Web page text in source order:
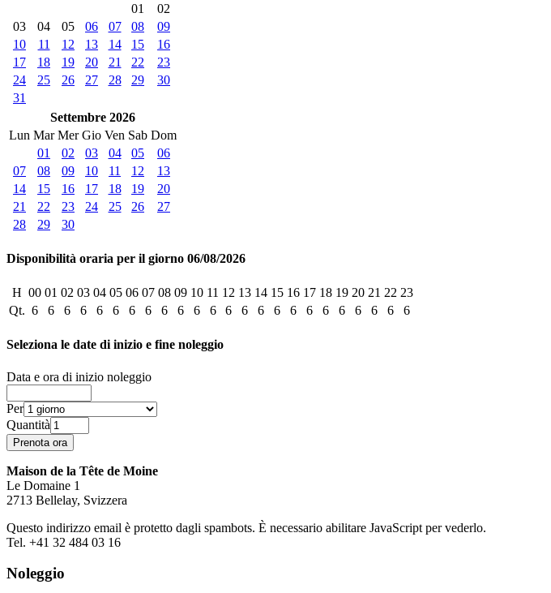
01
02
03
04 05 06 07 08
09
10
11 12 13 14 15
16
17
18 19 20 21 22
23
24
25 26 27 28 29
30
31
Settembre 2026
Lun Mar Mer Gio Ven Sab Dom
01
02 03 04 05
06
07
08 09 10 11 12
13
14
15 16 17 18 19
20
21
22 23 24 25 26
27
28
29 30
Disponibilità oraria per il giorno 06/08/2026
H 00 01 02 03 04 05 06 07 08 09 10 11 12 13 14 15 16 17 18 19 20 21 22 23
Qt. 6 6 6 6 6 6 6 6 6 6 6 6 6 6 6 6 6 6 6 6 6 6 6 6
Seleziona le date di inizio e fine noleggio
Data e ora di inizio noleggio
Per
Quantità
Maison de la Tête de Moine
Le Domaine 1
2713 Bellelay, Svizzera
Questo indirizzo email è protetto dagli spambots. È necessario abilitare JavaScript per vederlo.
Tel. +41 32 484 03 16
Noleggio